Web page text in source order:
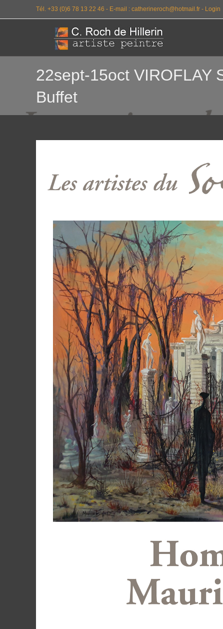
Tél. +33 (0)6 78 13 22 46 - E-mail : catherineroch@hotmail.fr - Login
22sept-15oct VIROFLAY
Buffet